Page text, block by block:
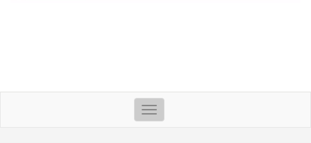
Toggle
navigation